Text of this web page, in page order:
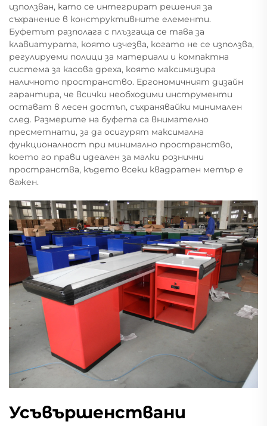
използван, като се интегрират решения за
съхранение в конструктивните елементи.
Буфетът разполага с плъзгаща се тава за
клавиатурата, която изчезва, когато не се използва,
регулируеми полици за материали и компактна
система за касова дреха, която максимизира
наличното пространство. Ергономичният дизайн
гарантира, че всички необходими инструменти
остават в лесен достъп, съхранявайки минимален
след. Размерите на буфета са внимателно
пресметнати, за да осигурят максимална
функционалност при минимално пространство,
което го прави идеален за малки рознични
пространства, където всеки квадратен метър е
важен.
Усъвършенствани